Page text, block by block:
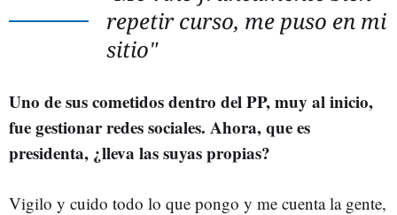
repetir curso, me puso en mi
sitio"
Uno de sus cometidos dentro del PP, muy al inicio,
fue gestionar redes sociales. Ahora, que es
presidenta, ¿lleva las suyas propias?
Vigilo y cuido todo lo que pongo y me cuenta la gente,